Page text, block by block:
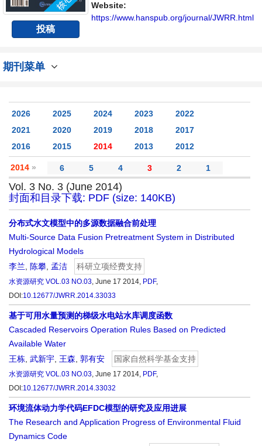
投稿
具有前瞻性的水战略性问题，为广大水文水资
源研究者及相关技术人员提供一个免...
Website:
https://www.hanspub.org/journal/JWRR.html
期刊菜单
2026 2025 2024 2023
2022
2021
2020 2019 2018
2017
2016
2015 2014 2013 2012
2014 » 6 5 4 3 2 1
Vol. 3 No. 3 (June 2014)
封面和目录下载: PDF (size: 140KB)
分布式水文模型中的多源数据融合前处理
Multi-Source Data Fusion Pretreatment System in Distributed
Hydrological Models
李兰
陈攀 孟洁 科研立项经费支持
水资源研究 VOL.03 NO.03, June 17 2014, PDF,
DOI:10.12677/JWRR.2014.33033
基于可用水量预测的梯级水电站水库调度函数
Cascaded Reservoirs Operation Rules Based on Predicted
Available Water
王栋 武新宇 王森 郭有安 国家自然科学基金支持
水资源研究 VOL.03 NO.03, June 17 2014, PDF,
DOI:10.12677/JWRR.2014.33032
环境流体动力学代码EFDC模型的研究及应用进展
The Research and Application Progress of Environmental Fluid
Dynamics Code